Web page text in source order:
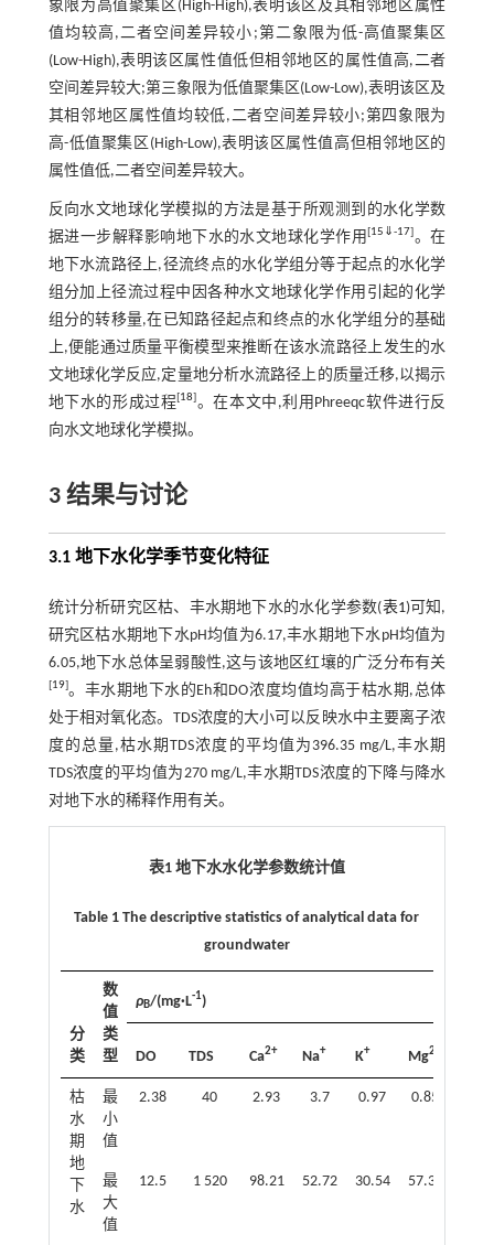
象限为高值聚集区(High-High),表明该区及其相邻地区属性
值均较高,二者空间差异较小;第二象限为低-高值聚集区
(Low-High),表明该区属性值低但相邻地区的属性值高,二者
空间差异较大;第三象限为低值聚集区(Low-Low),表明该区及
其相邻地区属性值均较低,二者空间差异较小;第四象限为
高-低值聚集区(High-Low),表明该区属性值高但相邻地区的
属性值低,二者空间差异较大。
反向水文地球化学模拟的方法是基于所观测到的水化学数
据进一步解释影响地下水的水文地球化学作用 15 ⇓-17 。在
地下水流路径上,径流终点的水化学组分等于起点的水化学
组分加上径流过程中因各种水文地球化学作用引起的化学
组分的转移量,在已知路径起点和终点的水化学组分的基础
上,便能通过质量平衡模型来推断在该水流路径上发生的水
文地球化学反应,定量地分析水流路径上的质量迁移,以揭示
地下水的形成过程 18 。在本文中,利用Phreeqc软件进行反
向水文地球化学模拟。
3 结果与讨论
3.1 地下水化学季节变化特征
统计分析研究区枯、丰水期地下水的水化学参数(表1)可知,
研究区枯水期地下水pH均值为6.17,丰水期地下水pH均值为
6.05,地下水总体呈弱酸性,这与该地区红壤的广泛分布有关
19] 。丰水期地下水的Eh和DO浓度均值均高于枯水期,总体
处于相对氧化态。TDS浓度的大小可以反映水中主要离子浓
度的总量,枯水期TDS浓度的平均值为396.35 mg/L,丰水期
TDS浓度的平均值为270 mg/L,丰水期TDS浓度的下降与降水
对地下水的稀释作用有关。
表1 地下水水化学参数统计值
Table 1 The descriptive statistics of analytical data for
groundwater
分
类
数
值
类
型
ρB/(mg·L-1)
DO TDS Ca2+ Na+ K+ Mg2+
枯
水
期
地
下
水
最
小
值
2.38 40 2.93 3.7 0.97 0.85
最
大
值
12.5 1 520 98.21 52.72 30.54 57.38